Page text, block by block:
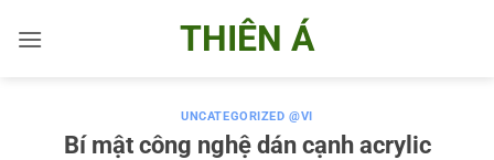
qua
THIÊN Á
UNCATEGORIZED @VI
Bí mật công nghệ dán cạnh acrylic